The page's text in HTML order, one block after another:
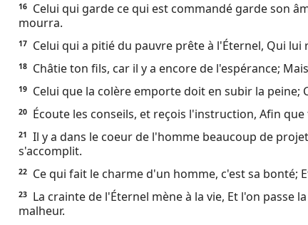
16
Celui qui garde ce qui est commandé garde son
mourra.
17 Celui qui a pitié du pauvre prête à l'Éternel, Qui lui
18 Châtie ton fils, car il y a encore de l'espérance;
19 Celui que la colère emporte doit en subir la peine;
20 Écoute les conseils, et reçois l'instruction, Afin
21
Il y a dans le coeur de l'homme beaucoup de
s'accomplit.
22 Ce qui fait le charme d'un homme, c'est sa bonté;
23
La crainte de l'Éternel mène à la vie, Et l'on passe
malheur.